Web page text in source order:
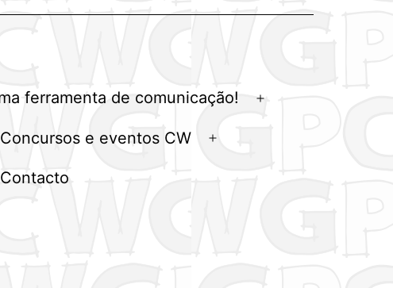
ferramenta de comunicação!
Abrir
Concursos e eventos CW
Abrir
Contacto